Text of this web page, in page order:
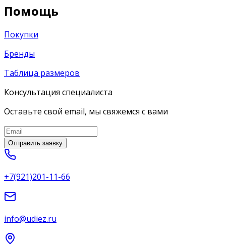
Помощь
Покупки
Бренды
Таблица размеров
Консультация специалиста
Оставьте свой email, мы свяжемся с вами
Отправить заявку
+7(921)201-11-66
info@udiez.ru